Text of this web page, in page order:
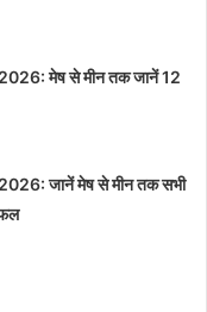
मेष से मीन तक जानें 12
जानें मेष से मीन तक सभी